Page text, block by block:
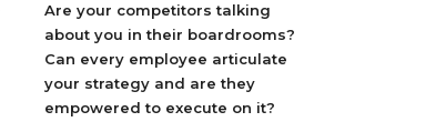
Are your competitors talking
about you in their boardrooms?
Can every employee articulate
your strategy and are they
empowered to execute on it?